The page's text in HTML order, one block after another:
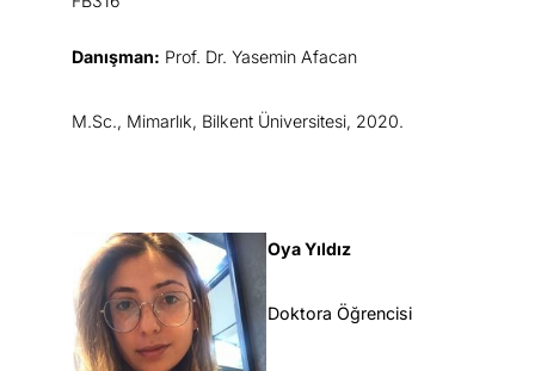
Danışman: Prof. Dr. Yasemin Afacan
M.Sc., Mimarlık, Bilkent Üniversitesi, 2020.
Oya Yıldız
Doktora Öğrencisi